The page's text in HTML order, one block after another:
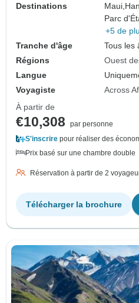
Destinations
Maui,
Parc
+5 de
Tranche d'âge
Tous les
Régions
Ouest
Langue
Voyagiste
Across
À partir de
€10,308
par personne
S'inscrire pour réaliser des
Prix basé sur une chambre double
Réservation à partir de 2
Télécharger la brochure